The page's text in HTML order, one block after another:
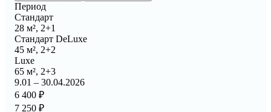
Период
Стандарт
28 м², 2+1
Стандарт DeLuxe
45 м², 2+2
Luxe
65 м², 2+3
9.01 – 30.04.2026
6 400 ₽
7 250 ₽